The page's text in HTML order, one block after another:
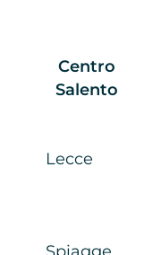
Centro
Salento
Lecce